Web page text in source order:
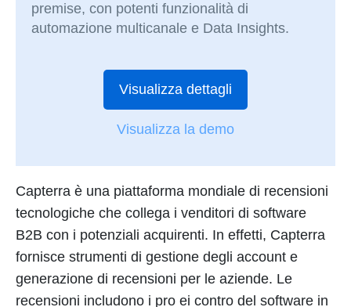
premise, con potenti funzionalità di
automazione multicanale e Data Insights.
Visualizza dettagli
Visualizza la demo
Capterra è una piattaforma mondiale di recensioni
tecnologiche che collega i venditori di software
B2B con i potenziali acquirenti. In effetti, Capterra
fornisce strumenti di gestione degli account e
generazione di recensioni per le aziende. Le
recensioni includono i pro ei contro del software in